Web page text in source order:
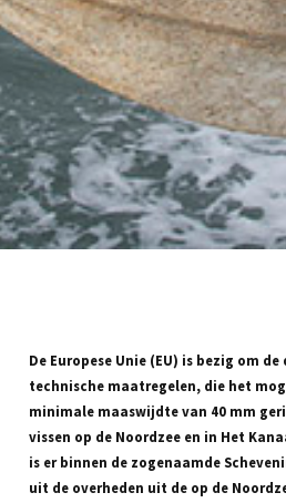
De Europese Unie (EU) is bezig om de
technische maatregelen, die het
minimale maaswijdte van 40 mm
vissen op de Noordzee en in Het
is er binnen de zogenaamde
uit de overheden uit de op de